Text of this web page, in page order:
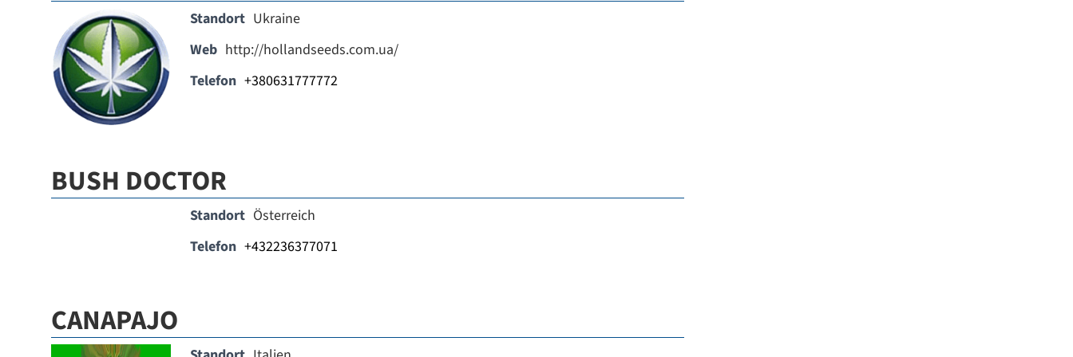
Standort Ukraine
Web http://hollandseeds.com.ua/
Telefon +380631777772
BUSH DOCTOR
Standort Österreich
Telefon +432236377071
CANAPAJO